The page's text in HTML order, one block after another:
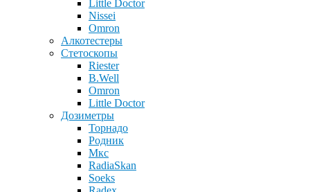
Little Doctor
Nissei
Omron
Алкотестеры
Стетоскопы
Riester
B.Well
Omron
Little Doctor
Дозиметры
Торнадо
Родник
Мкс
RadiaSkan
Soeks